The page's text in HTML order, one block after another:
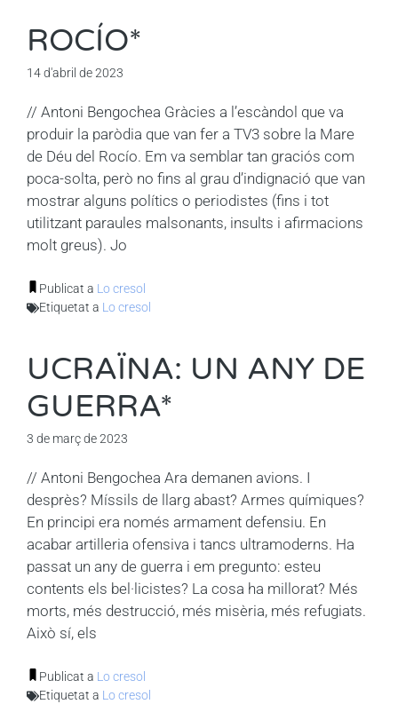
ROCÍO*
14 d'abril de 2023
// Antoni Bengochea Gràcies a l’escàndol que va
produir la paròdia que van fer a TV3 sobre la Mare
de Déu del Rocío. Em va semblar tan graciós com
poca-solta, però no fins al grau d’indignació que van
mostrar alguns polítics o periodistes (fins i tot
utilitzant paraules malsonants, insults i afirmacions
molt greus). Jo
Publicat a Lo cresol
Etiquetat a Lo cresol
UCRAÏNA: UN ANY DE
GUERRA*
3 de març de 2023
// Antoni Bengochea Ara demanen avions. I
desprès? Míssils de llarg abast? Armes químiques?
En principi era només armament defensiu. En
acabar artilleria ofensiva i tancs ultramoderns. Ha
passat un any de guerra i em pregunto: esteu
contents els bel·licistes? La cosa ha millorat? Més
morts, més destrucció, més misèria, més refugiats.
Això sí, els
Publicat a Lo cresol
Etiquetat a Lo cresol